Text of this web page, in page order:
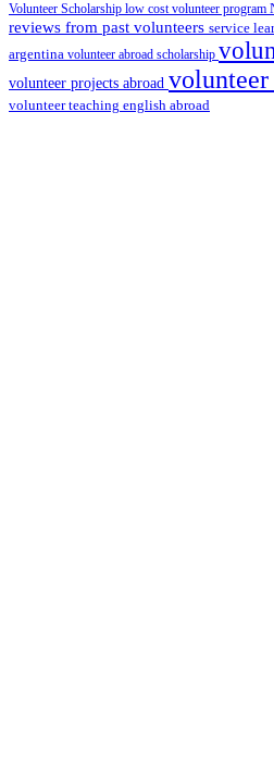
Volunteer Scholarship low cost volunteer program
reviews from past volunteers service
argentina volunteer abroad scholarship
volunteer projects abroad volunteer
volunteer teaching english abroad